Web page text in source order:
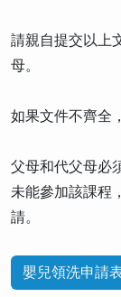
請親自提交以上
母。
如果文件不齊全
父母和代父母必
未能參加該課程
請。
嬰兒領洗申請